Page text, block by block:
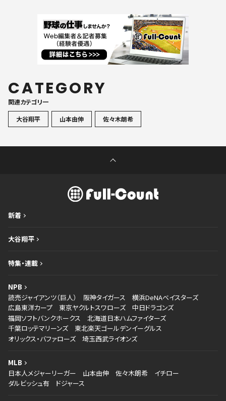
CATEGORY
関連カテゴリ一
大谷翔平
山本由伸 佐々木朗希
新着
大谷翔平
特集・連載
NPB
読売ジャイアンツ（巨人）
阪神タイガース
横浜DeNAベイスターズ
広島東洋カープ
東京ヤクルトスワローズ
中日ドラゴンズ
福岡ソフトバンクホークス
北海道日本ハムファイターズ
千葉ロッテマリーンズ
東北楽天ゴールデンイーグルス
オリックス・バファローズ
埼玉西武ライオンズ
MLB
日本人メジャーリーガー
山本由伸 佐々木朗希
イチロー
ダルビッシュ有
ドジャース